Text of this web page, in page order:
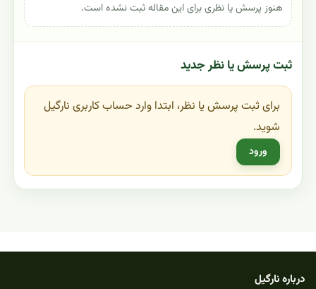
هنوز پرسش یا نظری برای این مقاله ثبت نشده است.
ثبت پرسش یا نظر جدید
برای ثبت پرسش یا نظر، ابتدا وارد حساب کاربری نارگیل
شوید.
ورود
درباره نارگیل